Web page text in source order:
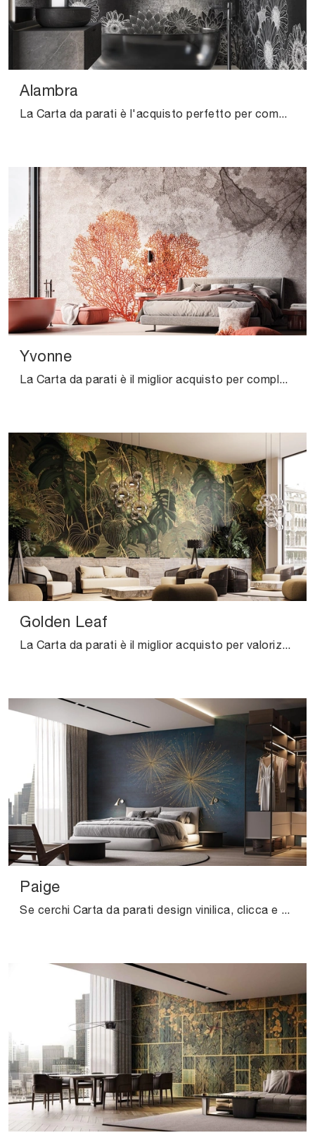
Alambra
La Carta da parati è l'acquisto perfetto per completare i tuoi spazi! Ultima un'atmosfera design con il modello Alambra di Instabilelab.
Yvonne
La Carta da parati è il miglior acquisto per completare i tuoi locali! Ultima un'ambientazione design con il modello Yvonne di Instabilelab.
Golden Leaf
Paige
Se cerchi Carta da parati design vinilica, clicca e scopri di più sulle svariate offerte di Instabilelab come il modello Paige.